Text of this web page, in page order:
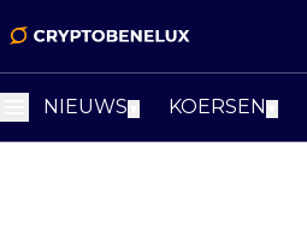
NIEUWS KOERSEN